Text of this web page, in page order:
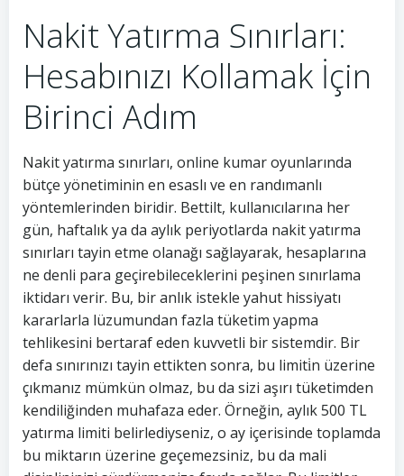
Nakit Yatırma Sınırları:
Hesabınızı Kollamak İçin
Birinci Adım
Nakit yatırma sınırları, online kumar oyunlarında
bütçe yönetiminin en esaslı ve en randımanlı
yöntemlerinden biridir. Bettilt, kullanıcılarına her
gün, haftalık ya da aylık periyotlarda nakit yatırma
sınırları tayin etme olanağı sağlayarak, hesaplarına
ne denli para geçirebileceklerini peşinen sınırlama
iktidarı verir. Bu, bir anlık istekle yahut hissiyatı
kararlarla lüzumundan fazla tüketim yapma
tehlikesini bertaraf eden kuvvetli bir sistemdir. Bir
defa sınırınızı tayin ettikten sonra, bu limiti̇n üzerine
çıkmanız mümkün olmaz, bu da sizi aşırı tüketimden
kendiliğinden muhafaza eder. Örneğin, aylık 500 TL
yatırma limiti belirlediyseniz, o ay içerisinde toplamda
bu miktarın üzerine geçemezsiniz, bu da mali